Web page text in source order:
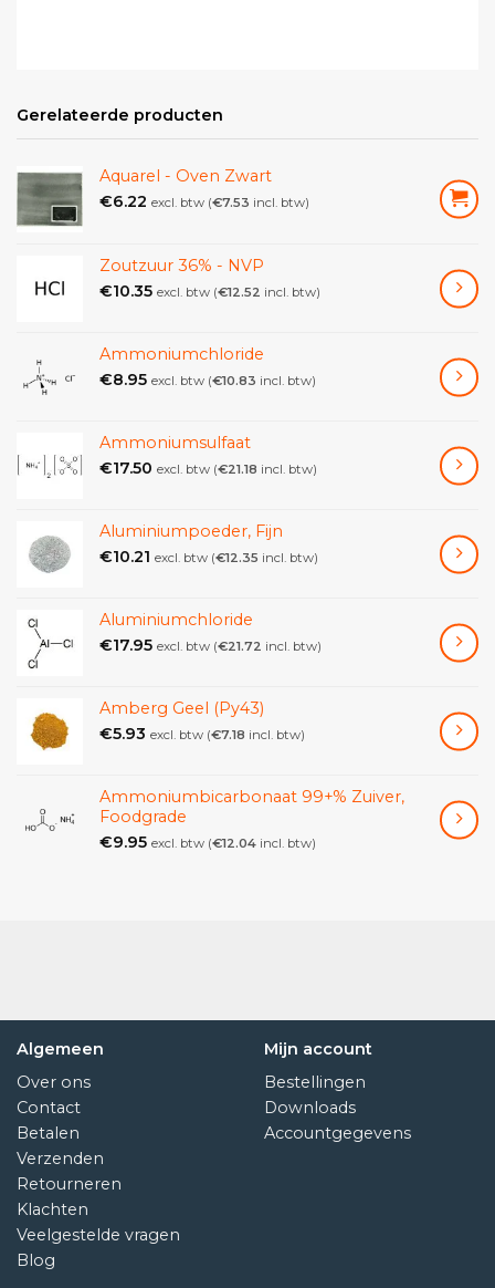
Gerelateerde producten
Aquarel - Oven Zwart
€6.22 excl. btw (€7.53 incl. btw)
Zoutzuur 36% - NVP
€10.35 excl. btw (€12.52 incl. btw)
Ammoniumchloride
€8.95 excl. btw (€10.83 incl. btw)
Ammoniumsulfaat
€17.50 excl. btw (€21.18 incl. btw)
Aluminiumpoeder, Fijn
€10.21 excl. btw (€12.35 incl. btw)
Aluminiumchloride
€17.95 excl. btw (€21.72 incl. btw)
Amberg Geel (Py43)
€5.93 excl. btw (€7.18 incl. btw)
Ammoniumbicarbonaat 99+% Zuiver,
Foodgrade
€9.95 excl. btw (€12.04 incl. btw)
Algemeen
Over ons
Contact
Betalen
Verzenden
Retourneren
Klachten
Veelgestelde vragen
Blog
Mijn account
Bestellingen
Downloads
Accountgegevens